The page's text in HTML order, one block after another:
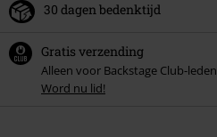
30 dagen bedenktijd
Gratis verzending
Alleen voor Backstage Club-leden
Word nu lid!